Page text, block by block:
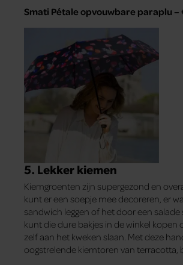
Smati Pétale opvouwbare paraplu –
5. Lekker kiemen
Kiemgroenten zijn supergezond en
kunt er een soepje mee decoreren, er
sandwich leggen of het door een salade
kunt die dure bakjes in de winkel kopen
zelf aan het kweken slaan. Met deze
oogstrelende kiemtoren van terracotta,